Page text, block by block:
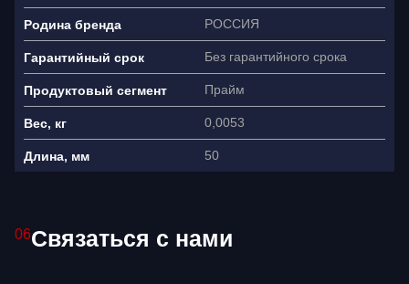
Родина бренда РОССИЯ
Гарантийный срок Без гарантийного срока
Продуктовый сегмент Прайм
Вес, кг 0,0053
Длина, мм 50
06Связаться с нами